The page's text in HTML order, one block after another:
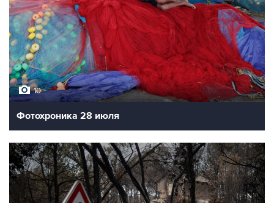
10
Фотохроника 28 июля